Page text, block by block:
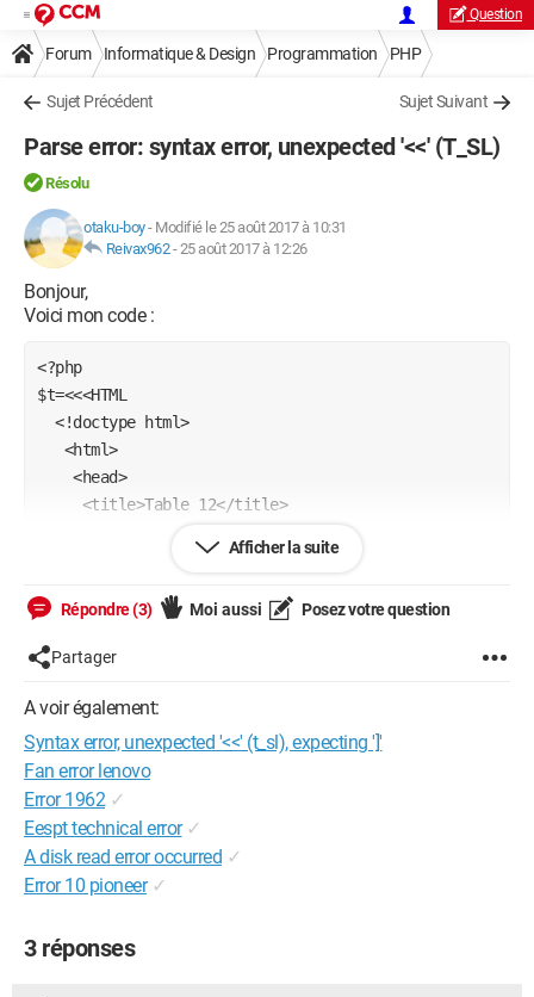
Question
Forum Informatique & Design Programmation PHP
Sujet Précédent Sujet Suivant
Parse error: syntax error, unexpected '<<' (T_SL)
Résolu
otaku-boy- Modifié le 25 août 2017 à 10:31
Reivax962-25 août 2017 à 12:26
Bonjour,
Voici mon code :
<?php
$t=<<<HTML
     <p> Juste un paragraphe </p>
    </body>
   </html>
HTML;
J'ai bien vérifié le fait qu'il n'y ait AUCUN espace à côté de mes
marqueurs HTML ... Pourtant j'ai l'erreur (à la ligne 3) qui est
en titre.
Je vous remercie d'avance pour votre aide.
Afficher la suite
Répondre (3) Moi aussi Posez votre question
Partager
A voir également:
Syntax error, unexpected '<<' (t_sl), expecting ']'
Fan error lenovo
Error 1962 ✓
Eespt technical error ✓
A disk read error occurred ✓
Error 10 pioneer ✓
3 réponses